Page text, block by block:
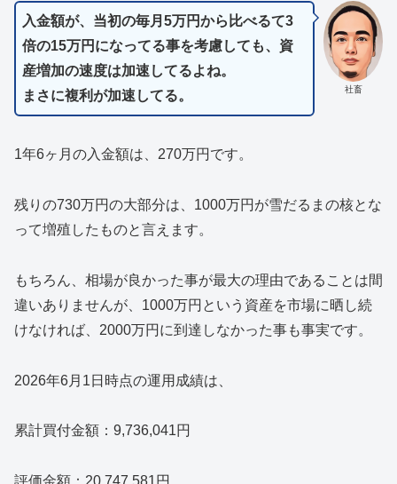
社畜
入金額が、当初の毎月5万円から比べるて3
倍の15万円になってる事を考慮しても、資
産増加の速度は加速してるよね。
まさに複利が加速してる。
1年6ヶ月の入金額は、270万円です。
残りの730万円の大部分は、1000万円が雪だるまの核とな
って増殖したものと言えます。
もちろん、相場が良かった事が最大の理由であることは間
違いありませんが、1000万円という資産を市場に晒し続
けなければ、2000万円に到達しなかった事も事実です。
2026年6月1日時点の運用成績は、
累計買付金額：9,736,041円